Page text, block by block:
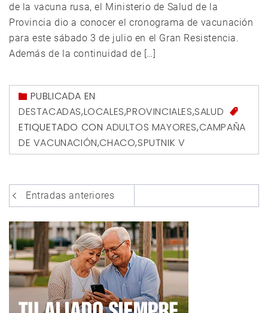
de la vacuna rusa, el Ministerio de Salud de la
Provincia dio a conocer el cronograma de vacunación
para este sábado 3 de julio en el Gran Resistencia.
Además de la continuidad de […]
PUBLICADA EN
DESTACADAS,LOCALES,PROVINCIALES,SALUD
ETIQUETADO CON ADULTOS MAYORES,CAMPAÑA
DE VACUNACIÓN,CHACO,SPUTNIK V
Navegación
de
entradas
Entradas anteriores